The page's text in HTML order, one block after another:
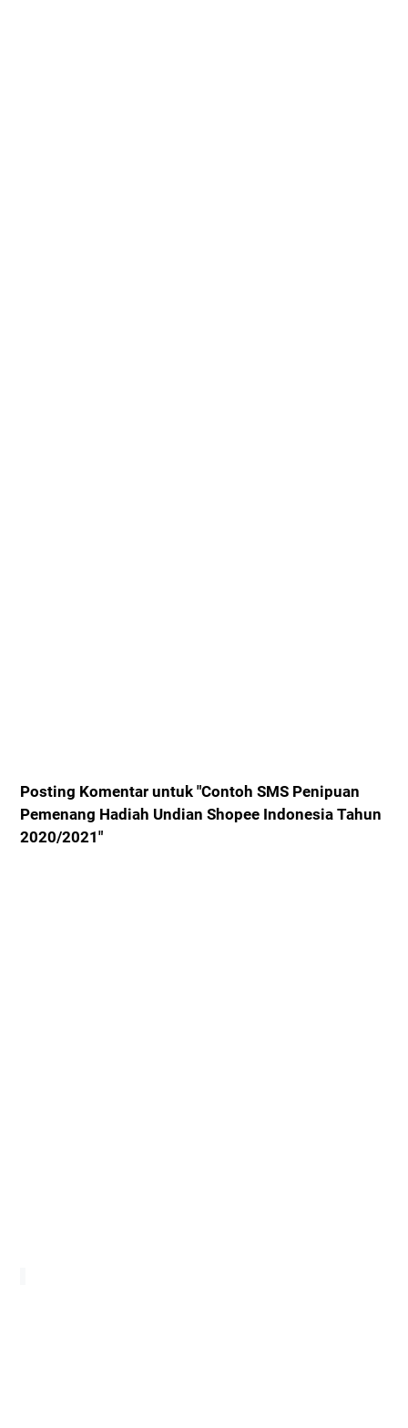
Posting Komentar untuk "Contoh SMS Penipuan
Pemenang Hadiah Undian Shopee Indonesia Tahun
2020/2021"